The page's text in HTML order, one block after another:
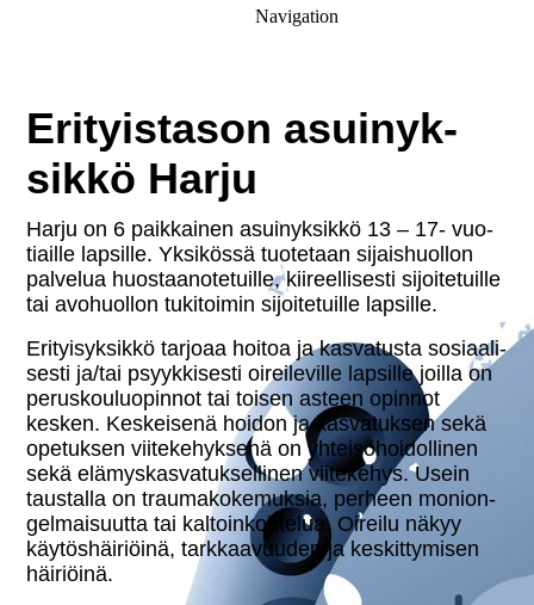
Navigation
Eri­tyis­ta­son asui­nyk­
sik­kö Harju
Harju on 6 paik­kai­nen asui­nyk­sik­kö 13 – 17- vuo­
tiail­le lapsille. Yksikössä tuotetaan si­jais­huol­lon
palvelua huos­taa­no­te­tuil­le, kii­reel­li­ses­ti si­joi­te­tuil­le
tai avo­huol­lon tu­ki­toi­min si­joi­te­tuil­le lapsille.
Eri­tyi­syk­sik­kö tarjoaa hoitoa ja kas­va­tus­ta so­si­aa­li­
ses­ti ja/tai psyyk­ki­ses­ti oi­rei­le­vil­le lapsille joilla on
pe­rus­kou­luo­pin­not tai toisen asteen opinnot
kesken. Kes­kei­se­nä hoidon ja kas­va­tuk­sen sekä
opetuksen vii­te­ke­hyk­se­nä on yh­tei­sö­hoi­dol­li­nen
sekä elä­mys­kas­va­tuk­sel­li­nen vii­te­ke­hys. Usein
taustalla on trau­ma­ko­ke­muk­sia, perheen mo­nion­
gel­mai­suut­ta tai kal­toin­koh­te­lua. Oireilu näkyy
käy­tös­häi­riöi­nä, tark­kaa­vuu­den ja kes­kit­ty­mi­sen
häiriöinä.